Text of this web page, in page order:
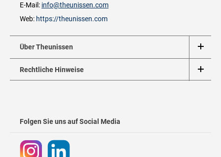
E-Mail: info@theunissen.com
Web: https://theunissen.com
Über Theunissen
Rechtliche Hinweise
Folgen Sie uns auf Social Media